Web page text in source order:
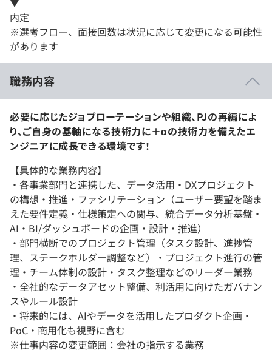
内定
※選考フロー、面接回数は状況に応じて変更になる可能性
があります
職務内容
必要に応じたジョブローテーションや組織、PJの再編によ
り、ご自身の基軸になる技術力に＋αの技術力を備えたエ
ンジニアに成長できる環境です！
【具体的な業務内容】
・各事業部門と連携した、データ活用・DXプロジェクト
の構想・推進・ファシリテーション（ユーザー要望を踏ま
えた要件定義・仕様策定への関与、統合データ分析基盤・
AI・BI/ダッシュボードの企画・設計・推進）
・部門横断でのプロジェクト管理（タスク設計、進捗管
理、ステークホルダー調整など）・プロジェクト進行の管
理・チーム体制の設計・タスク整理などのリーダー業務
・全社的なデータアセット整備、利活用に向けたガバナン
スやルール設計
・将来的には、AIやデータを活用したプロダクト企画・
PoC・商用化も視野に含む
※仕事内容の変更範囲：会社の指示する業務